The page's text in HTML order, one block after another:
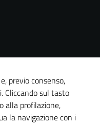
previo consenso,
Cliccando sul tasto
alla profilazione,
la navigazione con i
Terze parti
Questi cookie
sono
impostati da